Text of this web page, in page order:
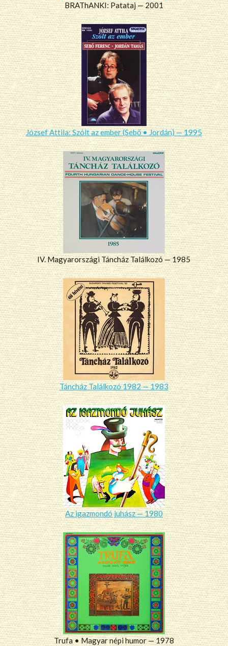
BRAThANKI: Patataj — 2001
József Attila: Szólt az ember (Sebő • Jordán) — 1995
IV. Magyarországi Táncház Találkozó — 1985
Táncház Találkozó 1982 — 1983
Az igazmondó juhász — 1980
Trufa • Magyar népi humor — 1978